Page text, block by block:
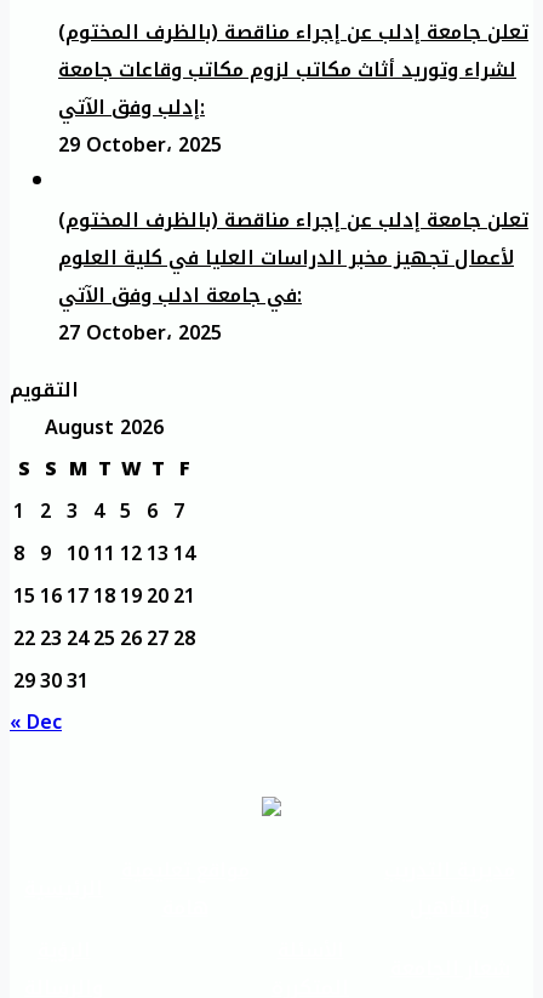
تعلن جامعة إدلب عن إجراء مناقصة (بالظرف المختوم)
لشراء وتوريد أثاث مكاتب لزوم مكاتب وقاعات جامعة
إدلب وفق الآتي:
29 October، 2025
تعلن جامعة إدلب عن إجراء مناقصة (بالظرف المختوم)
لأعمال تجهيز مخبر الدراسات العليا في كلية العلوم
في جامعة ادلب وفق الآتي:
27 October، 2025
التقويم
August 2026
S S M T W T F
1 2 3 4 5 6 7
8 9 1011 121314
15161718192021
22232425262728
293031
« Dec